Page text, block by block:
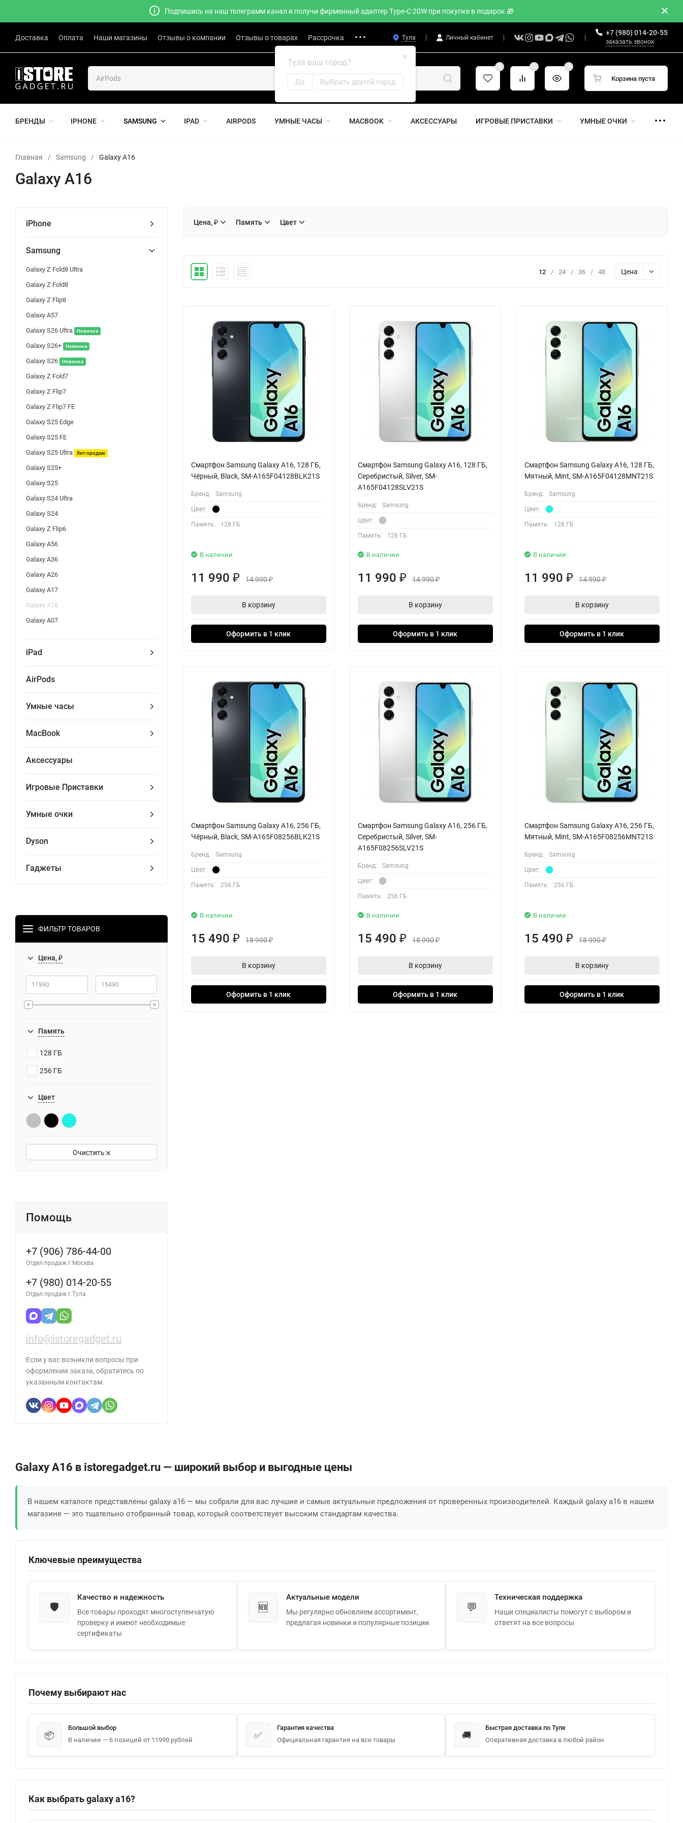
Подпишись на наш телеграмм канал и получи фирменный адаптер Type-C 20W при покупке в подарок 🎁
Доставка Оплата Наши магазины Отзывы о компании Отзывы о товарах Рассрочка Тула
✖
Тула ваш город?
Да Выбрать другой город
Личный кабинет
+7 (980) 014-20-55
заказать звонок
0 0 0
Корзина пуста
БРЕНДЫ IPHONE SAMSUNG IPAD AIRPODS УМНЫЕ ЧАСЫ MACBOOK АКСЕССУАРЫ ИГРОВЫЕ ПРИСТАВКИ УМНЫЕ ОЧКИ
Главная / Samsung / Galaxy A16
Galaxy A16
iPhone
Samsung
Galaxy Z Fold8 Ultra
Galaxy Z Fold8
Galaxy Z Flip8
Galaxy A57
Galaxy S26 Ultra
Новинка
Galaxy S26+ Новинка
Galaxy S26 Новинка
Galaxy Z Fold7
Galaxy Z Flip7
Galaxy Z Flip7 FE
Galaxy S25 Edge
Galaxy S25 FE
Galaxy S25 Ultra
Хит продаж
Galaxy S25+
Galaxy S25
Galaxy S24 Ultra
Galaxy S24
Galaxy Z Flip6
Galaxy A56
Galaxy A36
Galaxy A26
Galaxy A17
Galaxy A16
Galaxy A07
iPad
AirPods
Умные часы
MacBook
Аксессуары
Игровые Приставки
Умные очки
Dyson
Гаджеты
ФИЛЬТР ТОВАРОВ
Цена, ₽
Память
128 ГБ
256 ГБ
Цвет
Очистить
Помощь
+7 (906) 786-44-00
Отдел продаж г.Москва
+7 (980) 014-20-55
Отдел продаж г.Тула
info@istoregadget.ru
Если у вас возникли вопросы при
оформлении заказа, обратитесь по
указанным контактам.
Цена, ₽ Память Цвет
12 / 24 / 36 / 48 Цена
Смартфон Samsung Galaxy A16, 128 ГБ,
Чёрный, Black, SM-A165F04128BLK21S
Бренд: Samsung
Цвет:
Память: 128 ГБ
В наличии
11 990 ₽ 14 990₽
В корзину
Оформить в 1 клик
Смартфон Samsung Galaxy A16, 128 ГБ,
Серебристый, Silver, SM-
A165F04128SLV21S
Бренд: Samsung
Цвет:
Память: 128 ГБ
В наличии
11 990 ₽ 14 990₽
В корзину
Оформить в 1 клик
Смартфон Samsung Galaxy A16, 128 ГБ,
Мятный, Mint, SM-A165F04128MNT21S
Бренд: Samsung
Цвет:
Память: 128 ГБ
В наличии
11 990 ₽ 14 990₽
В корзину
Оформить в 1 клик
Смартфон Samsung Galaxy A16, 256 ГБ,
Чёрный, Black, SM-A165F08256BLK21S
Бренд: Samsung
Цвет:
Память: 256 ГБ
В наличии
15 490 ₽ 18 990₽
В корзину
Оформить в 1 клик
Смартфон Samsung Galaxy A16, 256 ГБ,
Серебристый, Silver, SM-
A165F08256SLV21S
Бренд: Samsung
Цвет:
Память: 256 ГБ
В наличии
15 490 ₽ 18 990₽
В корзину
Оформить в 1 клик
Смартфон Samsung Galaxy A16, 256 ГБ,
Мятный, Mint, SM-A165F08256MNT21S
Бренд: Samsung
Цвет:
Память: 256 ГБ
В наличии
15 490 ₽ 18 990₽
В корзину
Оформить в 1 клик
Galaxy A16 в istoregadget.ru — широкий выбор и выгодные цены
В нашем каталоге представлены galaxy a16 — мы собрали для вас лучшие и самые актуальные предложения от проверенных производителей. Каждый galaxy a16 в нашем
магазине — это тщательно отобранный товар, который соответствует высоким стандартам качества.
Ключевые преимущества
🛡️
Качество и надежность
Все товары проходят многоступенчатую
проверку и имеют необходимые
сертификаты
🆕
Актуальные модели
Мы регулярно обновляем ассортимент,
предлагая новинки и популярные позиции
💬
Техническая поддержка
Наши специалисты помогут с выбором и
ответят на все вопросы
Почему выбирают нас
📦
Большой выбор
В наличии — 6 позиций от 11990 рублей
✅
Гарантия качества
Официальная гарантия на все товары
🚚
Быстрая доставка по Туле
Оперативная доставка в любой район
Как выбрать galaxy a16?